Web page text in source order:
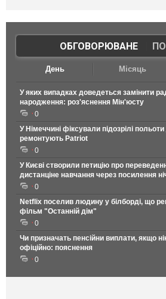
ОБГОВОРЮВАНЕ|
День Місяць
У яких випадках доведеться замінити
народження: роз'яснення Мін'юсту
0
У Німеччині фіксували підозрілі
ремонтують Patriot
0
У Києві створили петицію про
дистанціне навчання через посилення
0
Netflix поселив людину у білборді, що
фільм "Останній дім"
0
Чи призначать пенсійни виплати, якщо
офіційно: пояснення
0